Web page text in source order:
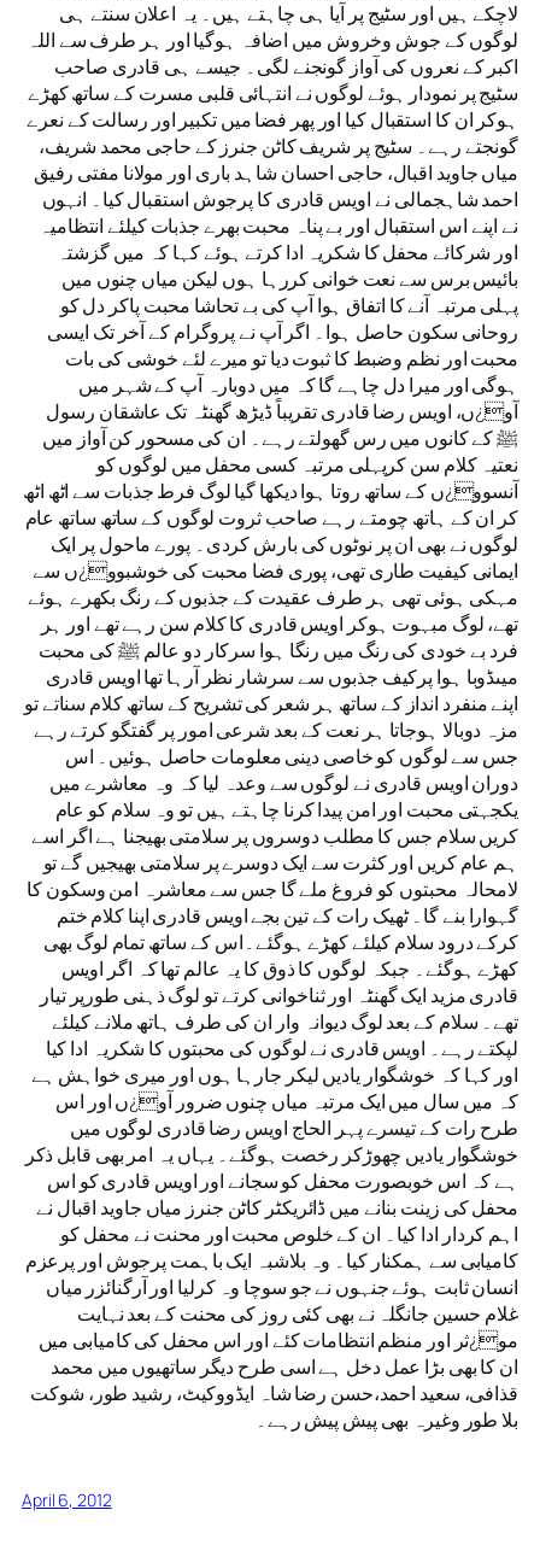
لاچکے ہیں اور سٹیج پر آیا ہی چاہتے ہیں۔ یہ اعلان سنتے ہی
لوگوں کے جوش وخروش میں اضافہ ہوگیا اور ہر طرف سے اللہ
اکبر کے نعروں کی آواز گونجنے لگی۔ جیسے ہی قادری صاحب
سٹیج پر نمودار ہوئے لوگوں نے انتہائی قلبی مسرت کے ساتھ کھڑے
ہوکر ان کا استقبال کیا اور پھر فضا میں تکبیر اور رسالت کے نعرے
گونجتے رہے۔ سٹیج پر شریف کاٹن جنرز کے حاجی محمد شریف،
میاں جاوید اقبال، حاجی احسان شاہد باری اور مولانا مفتی رفیق
احمد شاہجمالی نے اویس قادری کا پرجوش استقبال کیا۔ انہوں
نے اپنے اس استقبال اور بے پناہ محبت بھرے جذبات کیلئے انتظامیہ
اور شرکائے محفل کا شکریہ ادا کرتے ہوئے کہا کہ میں گزشتہ
بائیس برس سے نعت خوانی کررہا ہوں لیکن میاں چنوں میں
پہلی مرتبہ آنے کا اتفاق ہوا آپ کی بے تحاشا محبت پاکر دل کو
روحانی سکون حاصل ہوا۔ اگر آپ نے پروگرام کے آخر تک ایسی
محبت اور نظم وضبط کا ثبوت دیا تو میرے لئے خوشی کی بات
ہوگی اور میرا دل چاہے گا کہ میں دوبارہ آپ کے شہر میں
آو¿ں، اویس رضا قادری تقریباً ڈیڑھ گھنٹہ تک عاشقان رسول
ﷺ کے کانوں میں رس گھولتے رہے۔ ان کی مسحور کن آواز میں
نعتیہ کلام سن کرپہلی مرتبہ کسی محفل میں لوگوں کو
آنسوو¿ں کے ساتھ روتا ہوا دیکھا گیا لوگ فرط جذبات سے اٹھ اٹھ
کر ان کے ہاتھ چومتے رہے صاحب ثروت لوگوں کے ساتھ ساتھ عام
لوگوں نے بھی ان پر نوٹوں کی بارش کردی۔ پورے ماحول پر ایک
ایمانی کیفیت طاری تھی، پوری فضا محبت کی خوشبوو¿ں سے
مہکی ہوئی تھی ہر طرف عقیدت کے جذبوں کے رنگ بکھرے ہوئے
تھے، لوگ مبہوت ہوکر اویس قادری کا کلام سن رہے تھے اور ہر
فرد بے خودی کی رنگ میں رنگا ہوا سرکار دو عالم ﷺ کی محبت
میںڈوبا ہوا پرکیف جذبوں سے سرشار نظر آرہا تھا اویس قادری
اپنے منفرد انداز کے ساتھ ہر شعر کی تشریح کے ساتھ کلام سناتے تو
مزہ دوبالا ہوجاتا ہر نعت کے بعد شرعی امور پر گفتگو کرتے رہے
جس سے لوگوں کو خاصی دینی معلومات حاصل ہوئیں۔ اس
دوران اویس قادری نے لوگوں سے وعدہ لیا کہ وہ معاشرے میں
یکجہتی محبت اور امن پیدا کرنا چاہتے ہیں تو وہ سلام کو عام
کریں سلام جس کا مطلب دوسروں پر سلامتی بھیجنا ہے اگر اسے
ہم عام کریں اور کثرت سے ایک دوسرے پر سلامتی بھیجیں گے تو
لامحالہ محبتوں کو فروغ ملے گا جس سے معاشرہ امن وسکون کا
گہوارا بنے گا۔ ٹھیک رات کے تین بجے اویس قادری اپنا کلام ختم
کرکے درود سلام کیلئے کھڑے ہوگئے۔اس کے ساتھ تمام لوگ بھی
کھڑے ہوگئے۔ جبکہ لوگوں کا ذوق کا یہ عالم تھا کہ اگر اویس
قادری مزید ایک گھنٹہ اور ثناخوانی کرتے تو لوگ ذہنی طورپر تیار
تھے۔ سلام کے بعد لوگ دیوانہ وار ان کی طرف ہاتھ ملانے کیلئے
لپکتے رہے۔ اویس قادری نے لوگوں کی محبتوں کا شکریہ ادا کیا
اور کہا کہ خوشگوار یادیں لیکر جارہا ہوں اور میری خواہش ہے
کہ میں سال میں ایک مرتبہ میاں چنوں ضرور آو¿ں اور اس
طرح رات کے تیسرے پہر الحاج اویس رضا قادری لوگوں میں
خوشگوار یادیں چھوڑکر رخصت ہوگئے۔ یہاں یہ امر بھی قابل ذکر
ہے کہ اس خوبصورت محفل کو سجانے اور اویس قادری کو اس
محفل کی زینت بنانے میں ڈائریکٹر کاٹن جنرز میاں جاوید اقبال نے
اہم کردار ادا کیا۔ ان کے خلوص محبت اور محنت نے محفل کو
کامیابی سے ہمکنار کیا۔ وہ بلاشبہ ایک باہمت پرجوش اور پرعزم
انسان ثابت ہوئے جنہوں نے جو سوچا وہ کرلیا اور آرگنائزر میاں
غلام حسین جانگلہ نے بھی کئی روز کی محنت کے بعد نہایت
مو¿ثر اور منظم انتظامات کئے اور اس محفل کی کامیابی میں
ان کا بھی بڑا عمل دخل ہے اسی طرح دیگر ساتھیوں میں محمد
قذافی، سعید احمد،حسن رضا شاہ ایڈووکیٹ، رشید طور، شوکت
بلا طور وغیرہ بھی پیش پیش رہے۔
April 6, 2012